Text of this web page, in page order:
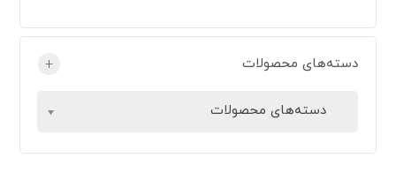
دسته‌های محصولات +
دسته‌های محصولات